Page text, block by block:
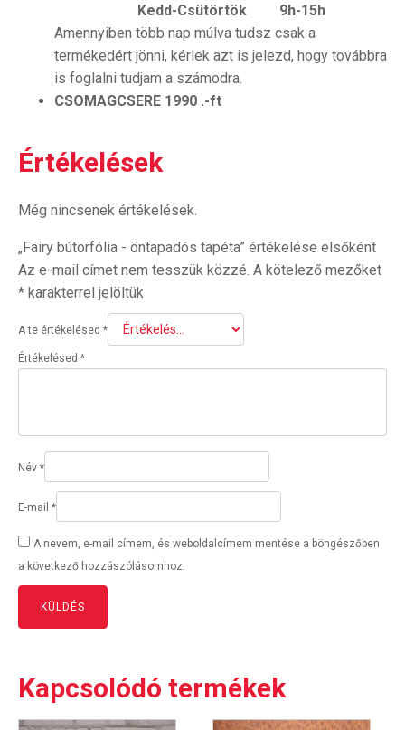
Kedd-Csütörtök 9h-15h
Amennyiben több nap múlva tudsz csak a
termékedért jönni, kérlek azt is jelezd, hogy továbbra
is foglalni tudjam a számodra.
CSOMAGCSERE 1990 .-ft
Értékelések
Még nincsenek értékelések.
„Fairy bútorfólia - öntapadós tapéta” értékelése elsőként
Az e-mail címet nem tesszük közzé. A kötelező mezőket
* karakterrel jelöltük
A te értékelésed *
Értékelésed *
Név *
E-mail *
A nevem, e-mail címem, és weboldalcímem mentése a böngészőben
a következő hozzászólásomhoz.
Kapcsolódó termékek